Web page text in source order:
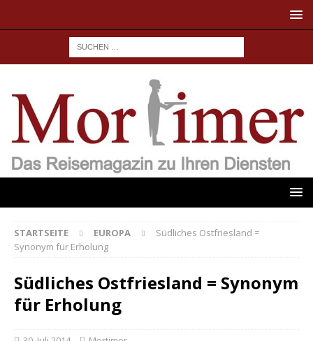
STARTSEITE EUROPA
Südliches Ostfriesland =
Synonym für Erholung
Südliches Ostfriesland = Synonym
für Erholung